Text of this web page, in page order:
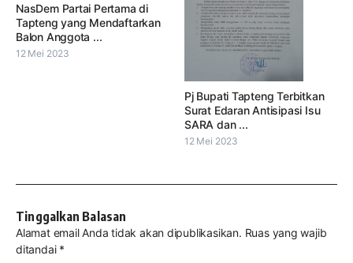
NasDem Partai Pertama di
Tapteng yang Mendaftarkan
Balon Anggota ...
12 Mei 2023
Pj Bupati Tapteng Terbitkan
Surat Edaran Antisipasi Isu
SARA dan ...
12 Mei 2023
Tinggalkan Balasan
Alamat email Anda tidak akan dipublikasikan. Ruas yang wajib
ditandai *